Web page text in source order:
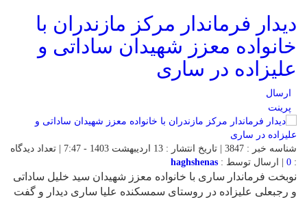
دیدار فرماندار مرکز مازندران با
خانواده معزز شهیدان ساداتی و
علیزاده در ساری
ارسال
پرینت
شناسه خبر : 3847 | تاریخ انتشار : 13 اردیبهشت 1403 - 7:47 | تعداد دیدگاه
:
0 | ارسال توسط : haghshenas
نوبخت فرماندار ساری با خانواده معزز شهیدان سید خلیل ساداتی
و رجبعلی علیزاده در روستای سمسکنده علیا ساری دیدار و گفت